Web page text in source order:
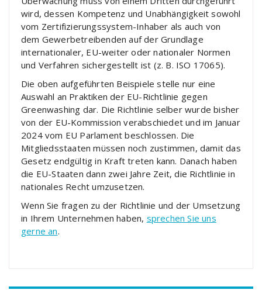
wird, dessen Kompetenz und Unabhängigkeit sowohl
vom Zertifizierungssystem-Inhaber als auch von
dem Gewerbetreibenden auf der Grundlage
internationaler, EU-weiter oder nationaler Normen
und Verfahren sichergestellt ist (z. B. ISO 17065).
Die oben aufgeführten Beispiele stelle nur eine
Auswahl an Praktiken der EU-Richtlinie gegen
Greenwashing dar. Die Richtlinie selber wurde bisher
von der EU-Kommission verabschiedet und im Januar
2024 vom EU Parlament beschlossen. Die
Mitgliedsstaaten müssen noch zustimmen, damit das
Gesetz endgültig in Kraft treten kann. Danach haben
die EU-Staaten dann zwei Jahre Zeit, die Richtlinie in
nationales Recht umzusetzen.
Wenn Sie fragen zu der Richtlinie und der Umsetzung
in Ihrem Unternehmen haben, sprechen Sie uns
gerne an.